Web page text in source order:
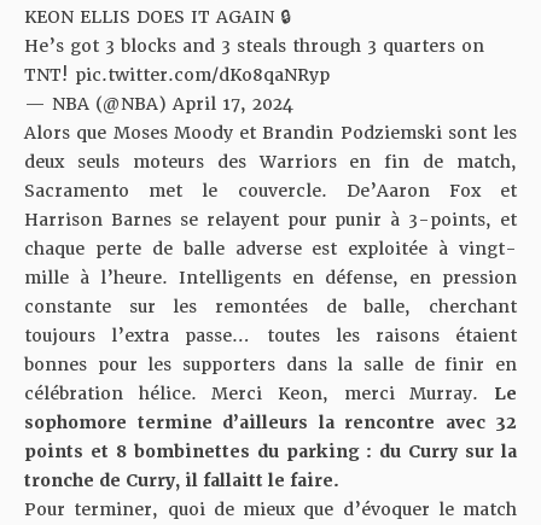
KEON ELLIS DOES IT AGAIN 🔒
He’s got 3 blocks and 3 steals through 3 quarters on
TNT! pic.twitter.com/dKo8qaNRyp
— NBA (@NBA)April 17, 2024
Alors que Moses Moody et Brandin Podziemski sont les
deux seuls moteurs des Warriors en fin de match,
Sacramento met le couvercle. De’Aaron Fox et
Harrison Barnes se relayent pour punir à 3-points, et
chaque perte de balle adverse est exploitée à vingt-
mille à l’heure. Intelligents en défense, en pression
constante sur les remontées de balle, cherchant
toujours l’extra passe… toutes les raisons étaient
bonnes pour les supporters dans la salle de finir en
célébration hélice. Merci Keon, merci Murray. Le
sophomore termine d’ailleurs la rencontre avec 32
points et 8 bombinettes du parking : du Curry sur la
tronche de Curry, il fallaitt le faire.
Pour terminer, quoi de mieux que d’évoquer le match